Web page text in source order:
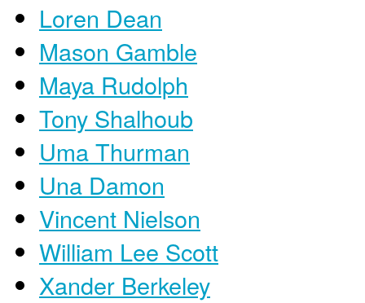
Loren Dean
Mason Gamble
Maya Rudolph
Tony Shalhoub
Uma Thurman
Una Damon
Vincent Nielson
William Lee Scott
Xander Berkeley